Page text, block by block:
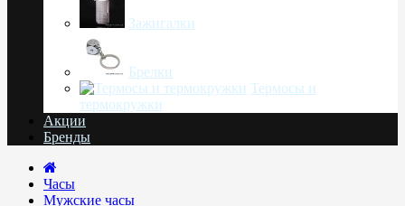
Зажигалки
Брелки
Термосы и
термокружки
Акции
Бренды
Часы
Мужские часы